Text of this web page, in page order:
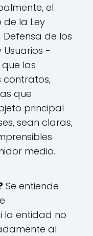
el
de la Ley
de los
Usuarios -
que las
contratos,
que
principal
sean claras,
medio.
Se entiende
la entidad no
al